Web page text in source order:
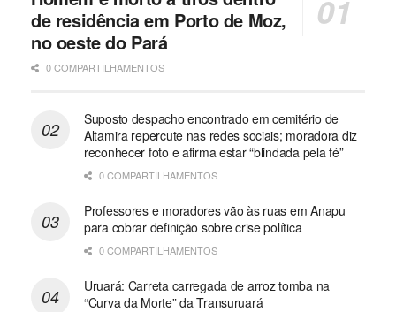
de residência em Porto de Moz,
no oeste do Pará
0 COMPARTILHAMENTOS
Suposto despacho encontrado em cemitério de
Altamira repercute nas redes sociais; moradora diz
reconhecer foto e afirma estar “blindada pela fé”
0 COMPARTILHAMENTOS
Professores e moradores vão às ruas em Anapu
para cobrar definição sobre crise política
0 COMPARTILHAMENTOS
Uruará: Carreta carregada de arroz tomba na
“Curva da Morte” da Transuruará